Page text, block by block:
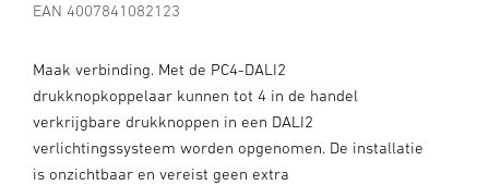
EAN 4007841082123
Maak verbinding. Met de PC4-DALI2
drukknopkoppelaar kunnen tot 4 in de handel
verkrijgbare drukknoppen in een DALI2
verlichtingssysteem worden opgenomen. De installatie
is onzichtbaar en vereist geen extra